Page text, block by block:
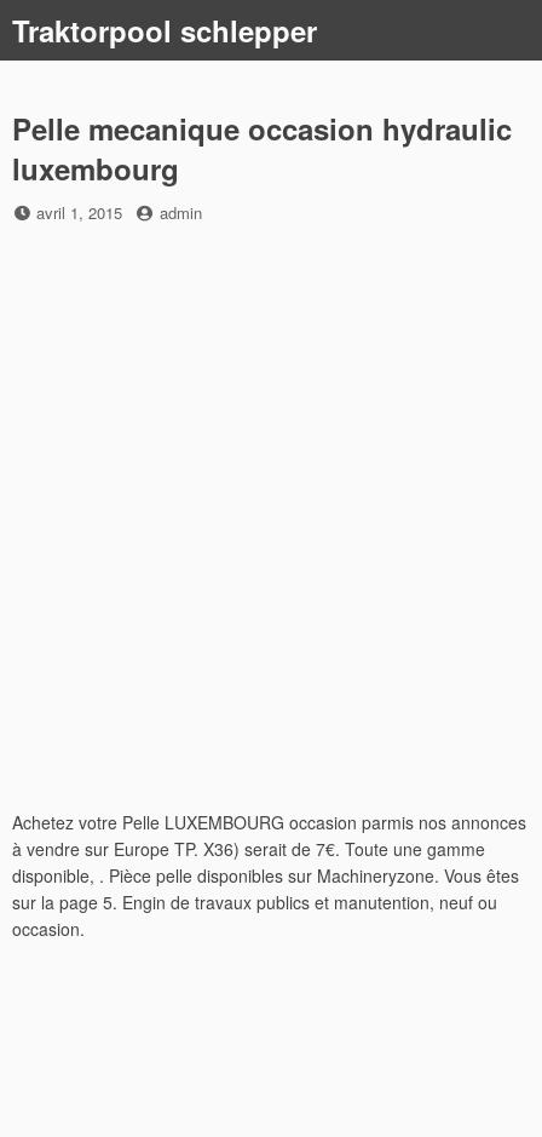
content
Traktorpool schlepper
Pelle mecanique occasion hydraulic
luxembourg
Posted
avril 1, 2015 by
admin
Achetez votre Pelle LUXEMBOURG occasion parmis nos annonces
à vendre sur Europe TP. X36) serait de 7€. Toute une gamme
disponible, . Pièce pelle disponibles sur Machineryzone. Vous êtes
sur la page 5. Engin de travaux publics et manutention, neuf ou
occasion.